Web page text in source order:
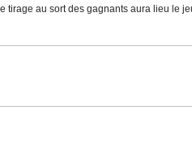
le tirage au sort des gagnants aura lieu le